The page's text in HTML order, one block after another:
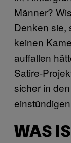
Männer?
Denken sie,
keinen
auffallen
Satire-
sicher in
WAS